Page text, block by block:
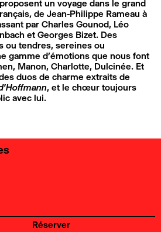
un voyage dans le grand
de Jean-Philippe Rameau à
par Charles Gounod, Léo
et Georges Bizet. Des
ou tendres, sereines ou
gamme d’émotions que nous font
Manon, Charlotte, Dulcinée. Et
duos de charme extraits de
, et le chœur toujours
avec lui.
Réserver